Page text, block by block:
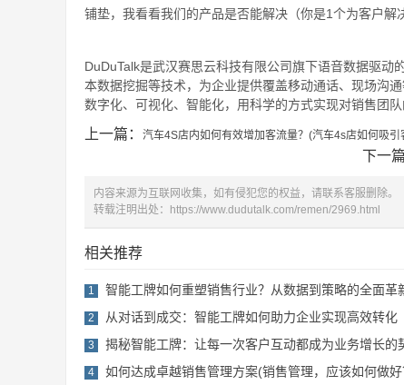
铺垫，我看看我们的产品是否能解决（你是1个为客户解
DuDuTalk是武汉赛思云科技有限公司旗下语音数据驱
本数据挖掘等技术，为企业提供覆盖移动通话、现场沟
数字化、可视化、智能化，用科学的方式实现对销售团队
上一篇： 汽车4S店内如何有效增加客流量？(汽车4s店如何吸引
下一篇
内容来源为互联网收集，如有侵犯您的权益，请联系客服删除。
转载注明出处：
https://www.dudutalk.com/remen/2969.html
相关推荐
1 智能工牌如何重塑销售行业？从数据到策略的全面革
2 从对话到成交：智能工牌如何助力企业实现高效转化
3 揭秘智能工牌：让每一次客户互动都成为业务增长的
4 如何达成卓越销售管理方案(销售管理，应该如何做